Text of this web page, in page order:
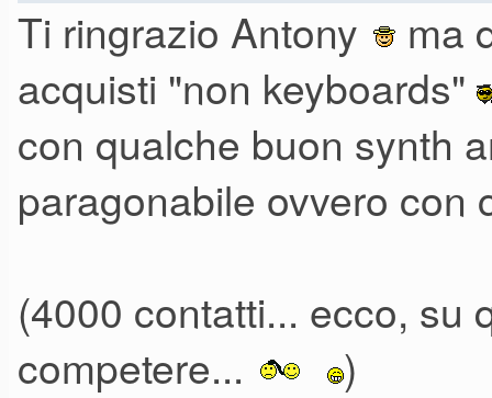
Oppure, se desideri un Juno
FOTO MIO JUNO Di
Ti ringrazio Antony
ma
acquisti "non keyboards"
con qualche buon synth
paragonabile ovvero con
(4000 contatti... ecco, su
competere...
)